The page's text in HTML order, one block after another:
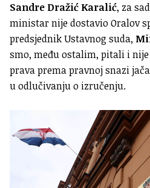
Sandre Dražić Karalić, za
ministar nije dostavio Oralov
predsjednik Ustavnog suda,
smo, među ostalim, pitali i
prava prema pravnoj snazi
u odlučivanju o izručenju.